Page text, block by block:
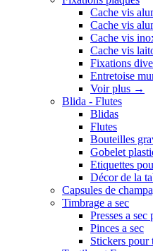
Cache vis
Cache vis
Cache vis
Cache vis
Fixations
Entretoise
Voir plus →
Blida - Flutes
Blidas
Flutes
Bouteilles
Gobelet
Etiquettes
Décor de la
Capsules de
Timbrage a sec
Presses a
Pinces a sec
Stickers pour